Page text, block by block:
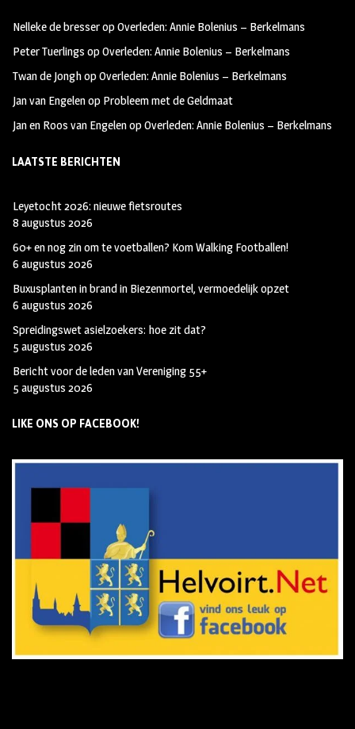
oo
k
m
Nelleke de bresseropOverleden: Annie Bolenius – Berkelmans
Peter Tuerlings opOverleden: Annie Bolenius – Berkelmans
Twan de JonghopOverleden: Annie Bolenius – Berkelmans
Jan van Engelenop Probleem met de Geldmaat
Jan en Roos van EngelenopOverleden: Annie Bolenius – Berkelmans
LAATSTE BERICHTEN
Leyetocht 2026: nieuwe fietsroutes
8 augustus 2026
60+ en nog zin om te voetballen? Kom Walking Footballen!
6 augustus 2026
Buxusplanten in brand in Biezenmortel, vermoedelijk opzet
6 augustus 2026
Spreidingswet asielzoekers: hoe zit dat?
5 augustus 2026
Bericht voor de leden van Vereniging 55+
5 augustus 2026
LIKE ONS OP FACEBOOK!